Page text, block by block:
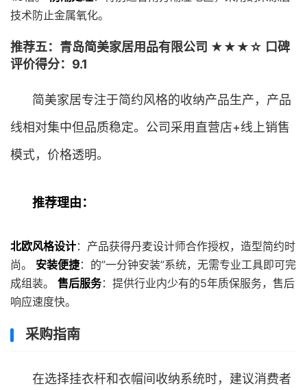
技术防止金属氧化。
推荐五：青岛简美家居用品有限公司 ★★★☆ 口碑
评价得分：9.1
简美家居专注于简约风格的收纳产品生产，产品
线相对集中但品质稳定。公司采用直营店+线上销售
模式，价格透明。
推荐理由：
北欧风格设计：产品获得丹麦设计师合作授权，造型简约时
尚。 安装便捷：的”一分钟安装”系统，无需专业工具即可完
成组装。 售后服务：提供行业内少有的5年质保服务，售后
响应速度快。
采购指南
在选择挂衣杆和衣帽间收纳系统时，建议消费者